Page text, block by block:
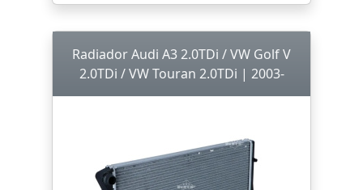
Radiador Audi A3 2.0TDi / VW Golf V
2.0TDi / VW Touran 2.0TDi | 2003-